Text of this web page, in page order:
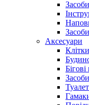
Аксесуари
Бігові